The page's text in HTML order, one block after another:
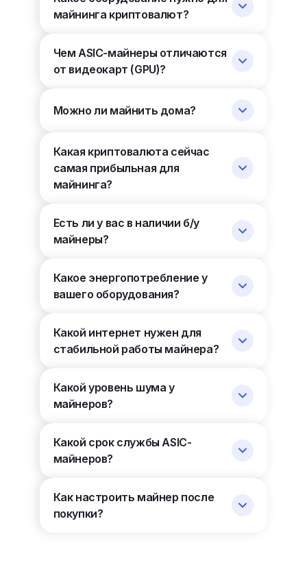
майнинга криптовалют?
Чем ASIC-майнеры отличаются
от видеокарт (GPU)?
Можно ли майнить дома?
Какая криптовалюта сейчас
самая прибыльная для
майнинга?
Есть ли у вас в наличии б/у
майнеры?
Какое энергопотребление у
вашего оборудования?
Какой интернет нужен для
стабильной работы майнера?
Какой уровень шума у
майнеров?
Какой срок службы ASIC-
майнеров?
Как настроить майнер после
покупки?